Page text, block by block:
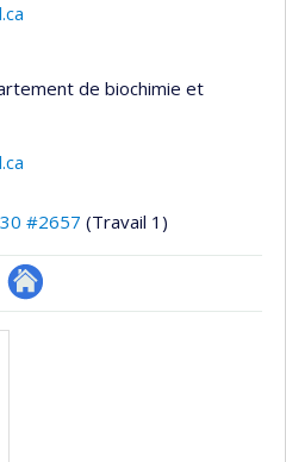
de biochimie et
#2657 (Travail 1)
Autre